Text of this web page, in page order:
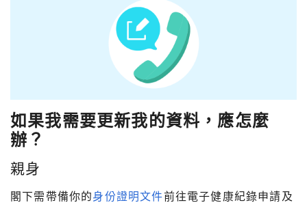
如果我需要更新我的資料，應怎麼
辦？
親身
閣下需帶備你的身份證明文件前往電子健康紀錄申請及